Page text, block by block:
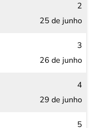
2
25 de junho
3
26 de junho
4
29 de junho
5